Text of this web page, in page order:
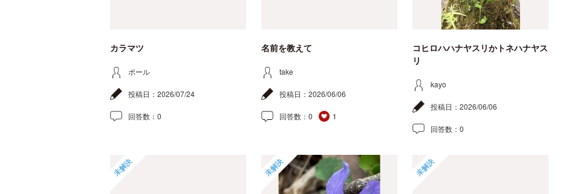
カラマツ
ポール
投稿日： 2026/07/24
回答数： 0
名前を教えて
take
投稿日： 2026/06/06
回答数： 0 1
コヒロハハナヤスリかトネハナヤス
リ
kayo
投稿日： 2026/06/06
回答数： 0
未解決 未解決 未解決